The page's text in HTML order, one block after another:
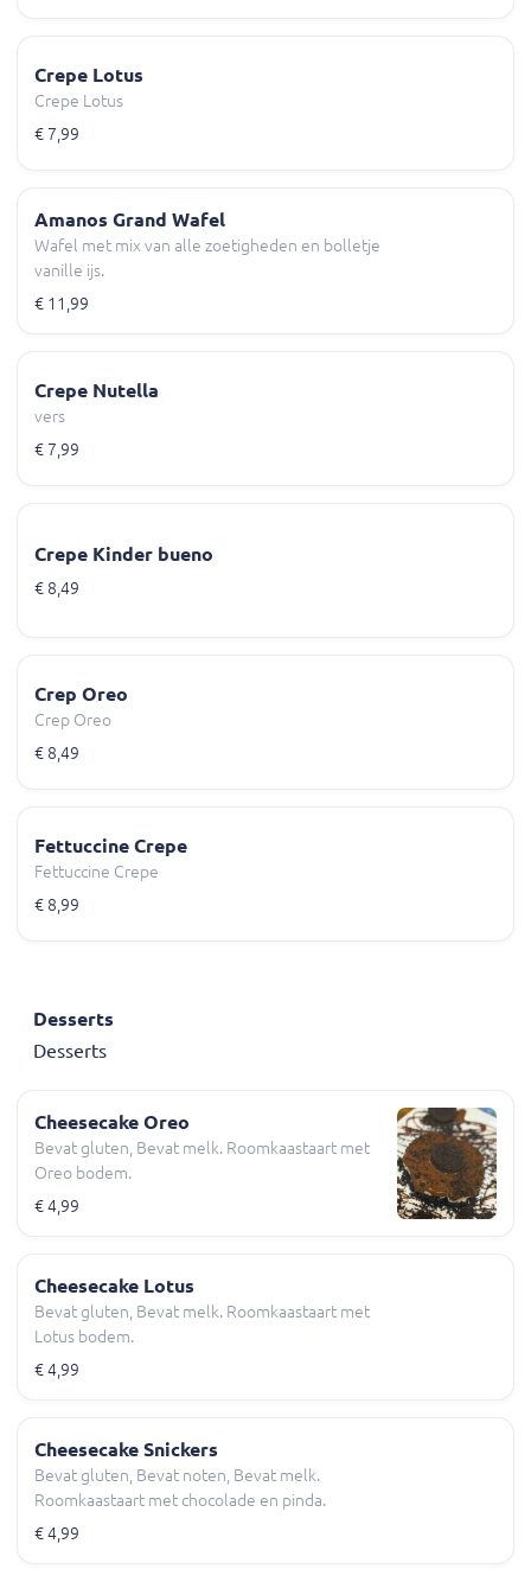
Crepe Lotus
Crepe Lotus
€ 7,99
Amanos Grand Wafel
Wafel met mix van alle zoetigheden en bolletje
vanille ijs.
€ 11,99
Crepe Nutella
vers
€ 7,99
Crepe Kinder bueno
€ 8,49
Crep Oreo
Crep Oreo
€ 8,49
Fettuccine Crepe
Fettuccine Crepe
€ 8,99
Desserts
Desserts
Cheesecake Oreo
Bevat gluten, Bevat melk. Roomkaastaart met
Oreo bodem.
€ 4,99
Cheesecake Lotus
Bevat gluten, Bevat melk. Roomkaastaart met
Lotus bodem.
€ 4,99
Cheesecake Snickers
Bevat gluten, Bevat noten, Bevat melk.
Roomkaastaart met chocolade en pinda.
€ 4,99